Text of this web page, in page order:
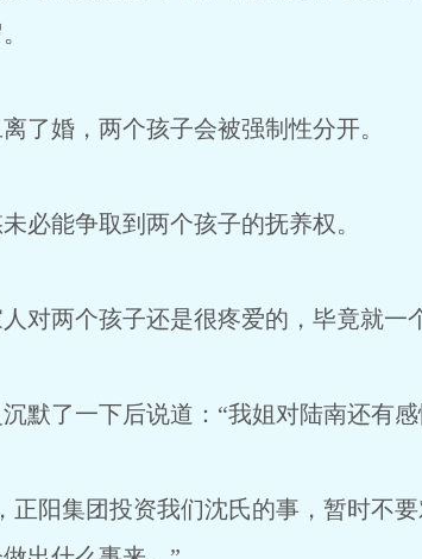
了婚，两个孩子会被强制性分开。
必能争取到两个孩子的抚养权。
对两个孩子还是很疼爱的，毕竟就一
默了一下后说道：“我姐对陆南还有
正阳集团投资我们沈氏的事，暂时不